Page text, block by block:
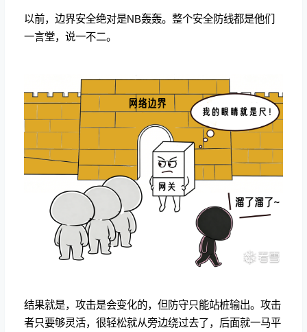
以前，边界安全绝对是NB轰轰。整个安全防线都是他们
一言堂，说一不二。
结果就是，攻击是会变化的，但防守只能站桩输出。攻击
者只要够灵活，很轻松就从旁边绕过去了，后面就一马平